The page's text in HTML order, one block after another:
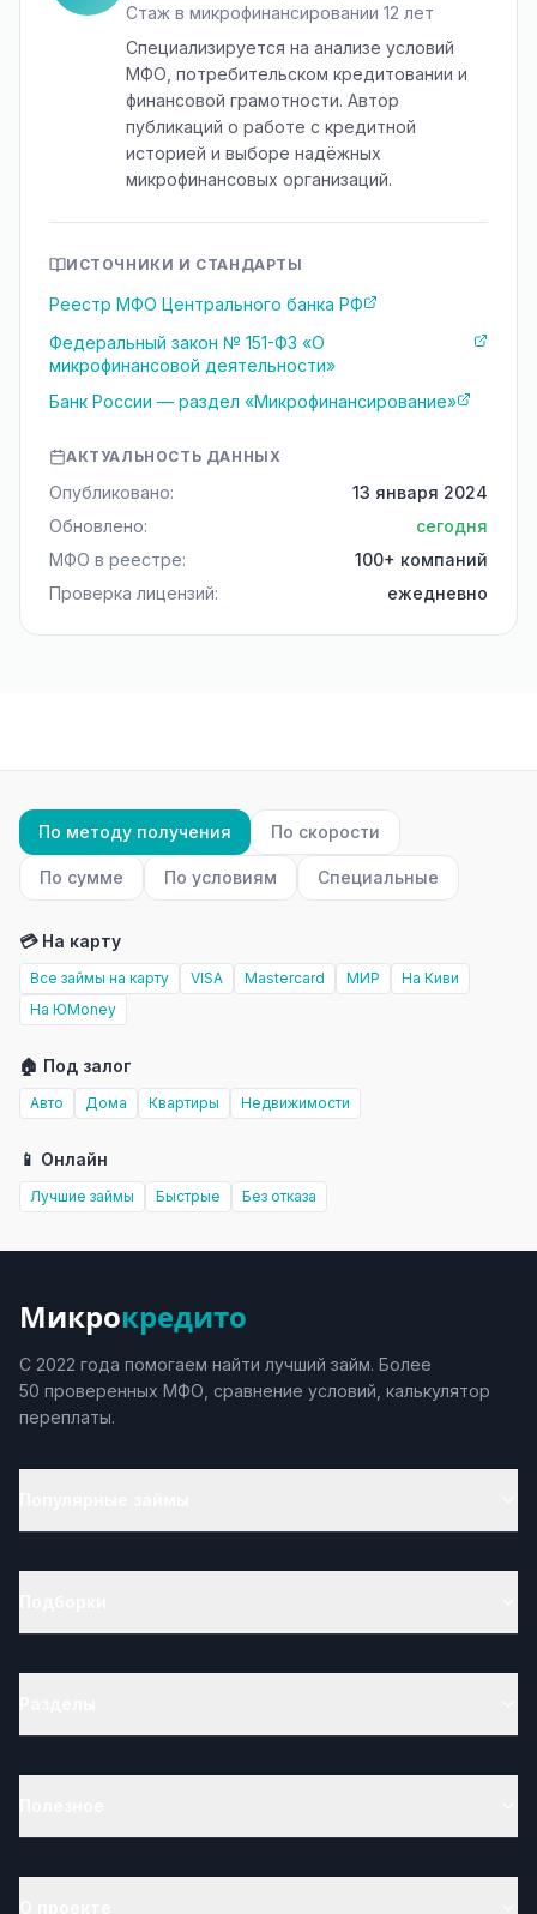
Стаж в микрофинансировании 12 лет
Специализируется на анализе условий
МФО, потребительском кредитовании и
финансовой грамотности. Автор
публикаций о работе с кредитной
историей и выборе надёжных
микрофинансовых организаций.
ИСТОЧНИКИ И СТАНДАРТЫ
Реестр МФО Центрального банка РФ
Федеральный закон № 151-ФЗ «О
микрофинансовой деятельности»
Банк России — раздел «Микрофинансирование»
АКТУАЛЬНОСТЬ ДАННЫХ
Опубликовано:
13 января 2024
Обновлено:
сегодня
МФО в реестре:
100+ компаний
Проверка лицензий:
ежедневно
По методу получения По скорости
По сумме По условиям Специальные
💳 На карту
Все займы на карту VISA Mastercard МИР
На Киви
На ЮMoney
🏠 Под залог
Авто Дома Квартиры Недвижимости
📱 Онлайн
Лучшие займы Быстрые Без отказа
Микрокредито
С 2022 года помогаем найти лучший займ. Более
50 проверенных МФО, сравнение условий, калькулятор
переплаты.